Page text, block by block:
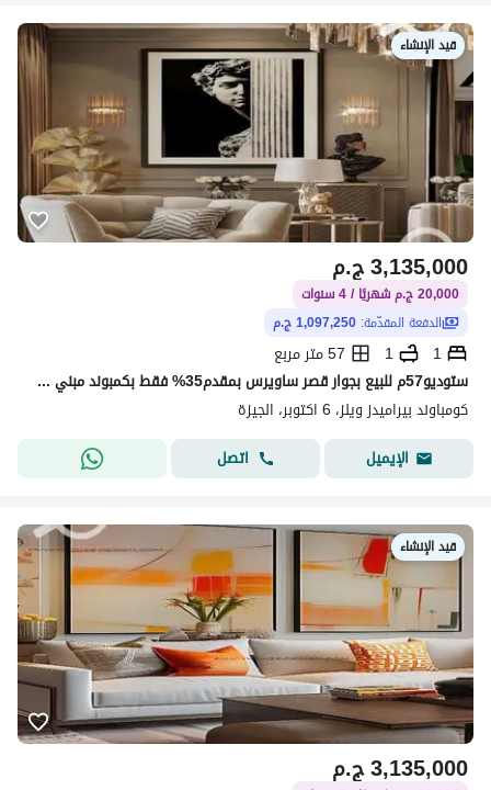
قيد الإنشاء
ج.م3,135,000
20,000 ج.م شهريًا / 4 سنوات
الدفعة المقدّمة: 1,097,250 ج.م
1
1
57 متر مربع
ستوديو57م للبيع بجوار قصر ساويرس بمقدم35% فقط بكمبوند مبني وجاهز للمعاينه الفوري وبأقل سعر استثمارب والعائد 100دولاريوميا
كومباوند بيراميدز ويلز، 6 اكتوبر، الجيزة
الإيميل
اتصل
قيد الإنشاء
ج.م3,135,000